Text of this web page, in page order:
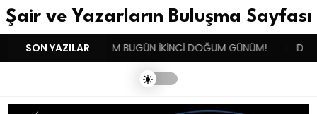
Şair ve Yazarların Buluşma Sayfası
SON YAZILAR
!!! BENIM BUGÜN İKİNCİ DOĞUM GÜNÜM!